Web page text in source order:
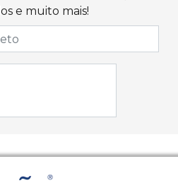
e muito mais!